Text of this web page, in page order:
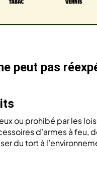
peut pas
ou prohibé par les
d’armes à feu,
du tort à